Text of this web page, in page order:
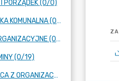
PORZĄDEK (0/0)
GOSPODARKA KOMUNALNA (0/0)
SPRAWY ORGANIZACYJNE (0/18)
(0/19)
WSPÓŁPRACA Z ORGANIZACJAMI POZARZĄDOWYMI (0/1)